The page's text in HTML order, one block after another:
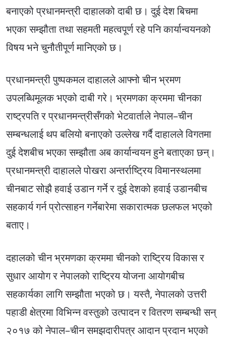
बनाएको प्रधानमन्त्री दाहालको दाबी छ। दुई देश बिचमा
भएका सम्झौता तथा सहमती महत्वपूर्ण रहे पनि कार्यान्वयनको
विषय भने चुनौतीपूर्ण मानिएको छ।
प्रधानमन्त्री पुष्पकमल दाहालले आफ्नो चीन भ्रमण
उपलब्धिमूलक भएको दाबी गरे। भ्रमणका क्रममा चीनका
राष्ट्रपति र प्रधानमन्त्रीसँगको भेटवार्ताले नेपाल–चीन
सम्बन्धलाई थप बलियो बनाएको उल्लेख गर्दै दाहालले विगतमा
दुई देशबीच भएका सम्झौता अब कार्यान्वयन हुने बताएका छन्।
प्रधानमन्त्री दाहालले पोखरा अन्तर्राष्ट्रिय विमानस्थलमा
चीनबाट सोझै हवाई उडान गर्ने र दुई देशको हवाई उडानबीच
सहकार्य गर्न प्रोत्साहन गर्नेबारेमा सकारात्मक छलफल भएको
बताए।
दहालको चीन भ्रमणका क्रममा चीनको राष्ट्रिय विकास र
सुधार आयोग र नेपालको राष्ट्रिय योजना आयोगबीच
सहकार्यका लागि सम्झौता भएको छ। यस्तै, नेपालको उत्तरी
पहाडी क्षेत्रमा विभिन्न वस्तुको उत्पादन र वितरण सम्बन्धी सन्
२०१७ को नेपाल–चीन समझदारीपत्र आदान प्रदान भएको